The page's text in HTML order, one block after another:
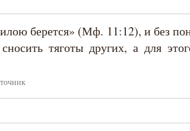
берется» (Мф. 11:12), и без
тяготы других, а для